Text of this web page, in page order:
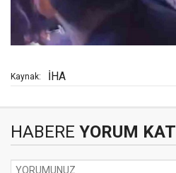
Kaynak: İHA
HABERE YORUM KAT